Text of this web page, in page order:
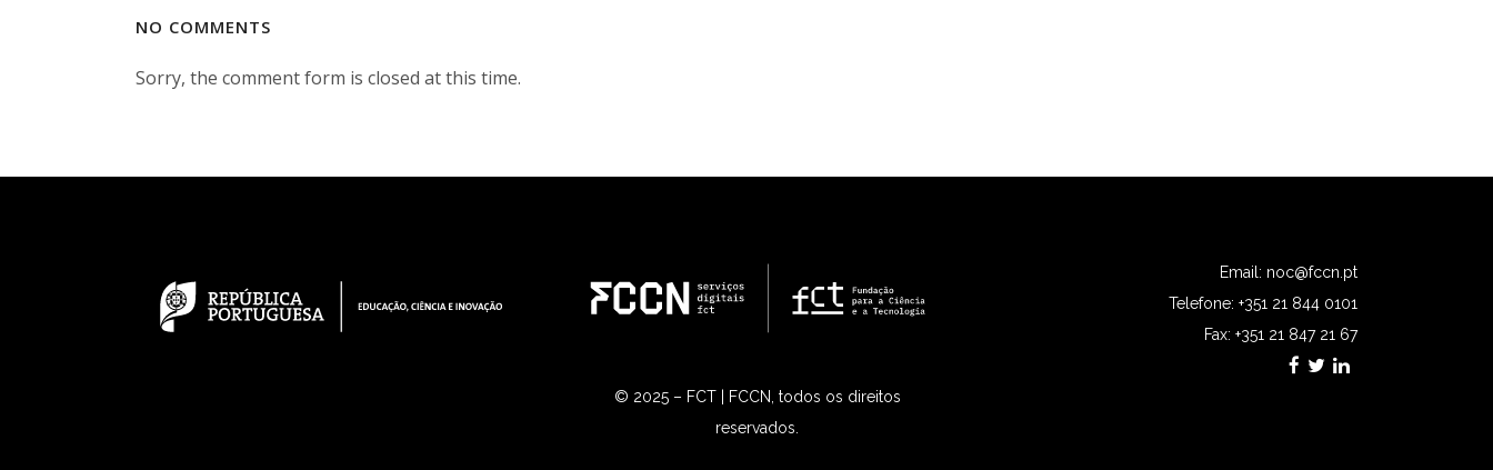
NO COMMENTS
Sorry, the comment form is closed at this time.
© 2025 – FCT | FCCN, todos os direitos
reservados.
Email: noc@fccn.pt
Telefone: +351 21 844 0101
Fax: +351 21 847 21 67